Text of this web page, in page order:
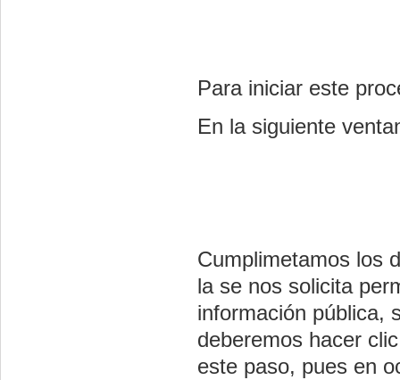
Para iniciar este
En la siguiente
Cumplimetamos los
la se nos solicita
información pública,
deberemos hacer
este paso, pues en